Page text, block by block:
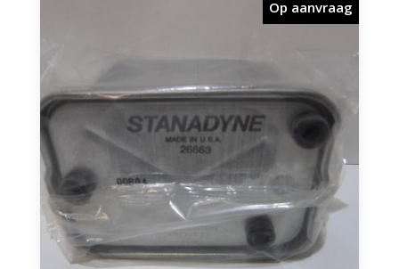
Op aanvraag